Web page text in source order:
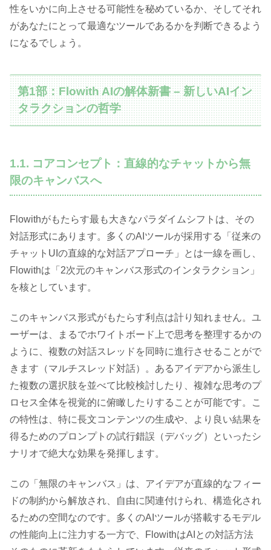
性をいかに向上させる可能性を秘めているか、そしてそれ
があなたにとって最適なツールであるかを判断できるよう
になるでしょう。
第1部：Flowith AIの解体新書 – 新しいAIイン
タラクションの哲学
1.1. コアコンセプト：直線的なチャットから無
限のキャンバスへ
Flowithがもたらす最も大きなパラダイムシフトは、その
対話形式にあります。多くのAIツールが採用する「従来の
チャットUIの直線的な対話アプローチ」とは一線を画し、
Flowithは「2次元のキャンバス形式のインタラクション」
を核としています。
このキャンバス形式がもたらす利点は計り知れません。ユ
ーザーは、まるでホワイトボード上で思考を整理するかの
ように、複数の対話スレッドを同時に進行させることがで
きます（マルチスレッド対話）。あるアイデアから派生し
た複数の選択肢を並べて比較検討したり、複雑な思考のプ
ロセス全体を視覚的に俯瞰したりすることが可能です。こ
の特性は、特に長文コンテンツの生成や、より良い結果を
得るためのプロンプトの試行錯誤（デバッグ）といったシ
ナリオで絶大な効果を発揮します。
この「無限のキャンバス」は、アイデアが直線的なフィー
ドの制約から解放され、自由に関連付けられ、構造化され
るための空間なのです。多くのAIツールが搭載するモデル
の性能向上に注力する一方で、FlowithはAIとの対話方法